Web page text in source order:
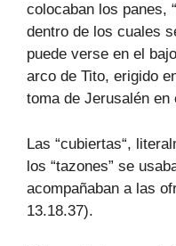
colocaban los panes,
dentro de los cuales
puede verse en el
arco de Tito, erigido
toma de Jerusalén en
Las “cubiertas“,
los “tazones” se
acompañaban a las
13.18.37).